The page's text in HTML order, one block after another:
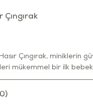
Çıngırak
Çıngırak, miniklerin
mükemmel bir ilk bebek
minik eller için ideal
dayanıklı, kenarları